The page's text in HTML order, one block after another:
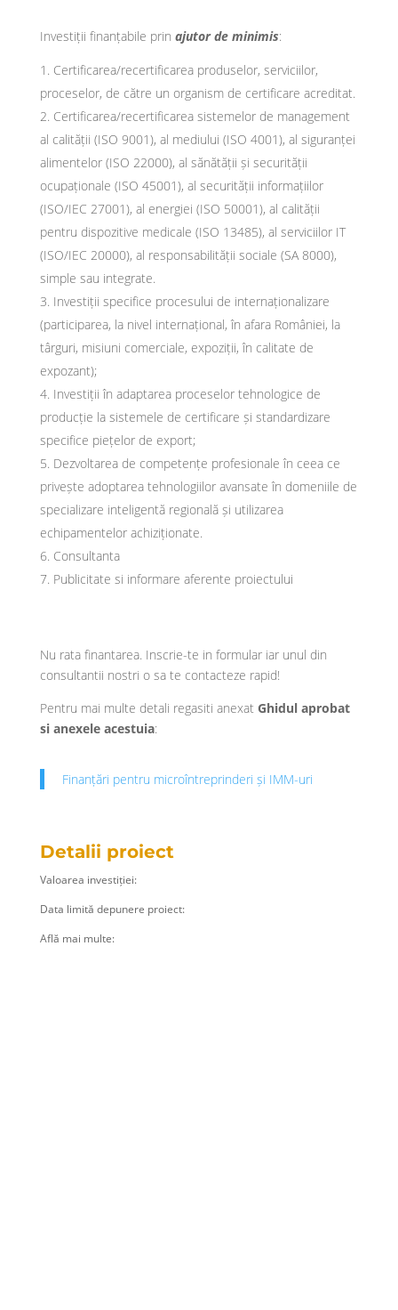
Investiții finanțabile prin ajutor de minimis:
Certificarea/recertificarea produselor, serviciilor,
proceselor, de către un organism de certificare acreditat.
Certificarea/recertificarea sistemelor de management
al calității (ISO 9001), al mediului (ISO 4001), al siguranței
alimentelor (ISO 22000), al sănătății și securității
ocupaționale (ISO 45001), al securității informațiilor
(ISO/IEC 27001), al energiei (ISO 50001), al calității
pentru dispozitive medicale (ISO 13485), al serviciilor IT
(ISO/IEC 20000), al responsabilității sociale (SA 8000),
simple sau integrate.
Investiții specifice procesului de internaționalizare
(participarea, la nivel internațional, în afara României, la
târguri, misiuni comerciale, expoziții, în calitate de
expozant);
Investiții în adaptarea proceselor tehnologice de
producție la sistemele de certificare și standardizare
specifice piețelor de export;
Dezvoltarea de competențe profesionale în ceea ce
privește adoptarea tehnologiilor avansate în domeniile de
specializare inteligentă regională și utilizarea
echipamentelor achiziționate.
Consultanta
Publicitate si informare aferente proiectului
Nu rata finantarea. Inscrie-te in formular iar unul din
consultantii nostri o sa te contacteze rapid!
Pentru mai multe detali regasiti anexat Ghidul aprobat
si anexele acestuia:
Finanțări pentru microîntreprinderi și IMM-uri
Detalii proiect
Valoarea investiției:
Data limită depunere proiect:
Află mai multe: